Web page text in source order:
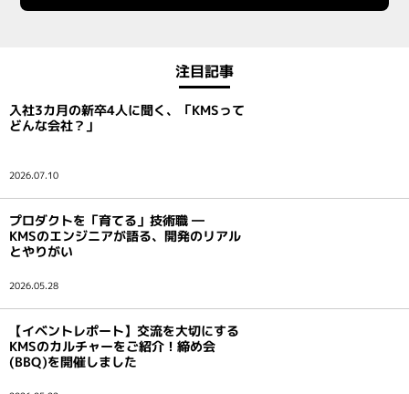
注目記事
2026.07.10
入社3カ月の新卒4人に聞く、「KMSって
どんな会社？」
2026.05.28
プロダクトを「育てる」技術職 ―
KMSのエンジニアが語る、開発のリアル
とやりがい
【イベントレポート】交流を大切にする
KMSのカルチャーをご紹介！締め会
(BBQ)を開催しました